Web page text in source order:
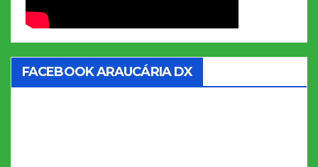
FACEBOOK ARAUCÁRIA DX